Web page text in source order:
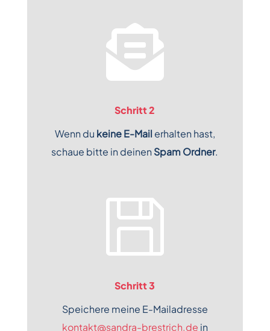

Schritt 2
Wenn du keineE-Mail erhalten hast,
schaue bitte in deinen Spam Ordner.

Schritt 3
Speichere meine E-Mailadresse
kontakt@sandra-brestrich.de in